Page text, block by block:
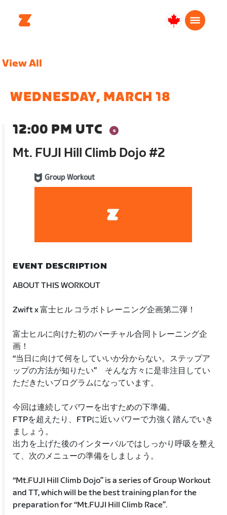
Canada
View All
WEDNESDAY, MARCH 18
12:00 PM UTC
Mt. FUJI Hill Climb Dojo #2
Group Workout
EVENT DESCRIPTION
ABOUT THIS WORKOUT
Zwift x 富士ヒル コラボトレーニング企画第二弾！
富士ヒルに向けた初のバーチャル合同トレーニング企
画！
“当日に向けて何をしていいか分からない。ステップア
ップの方法が知りたい” そんな方々に是非注目してい
ただきたいプログラムになっています。
今回は連続してパワーを出すための下準備。
FTPを超えたり、FTPに近いパワーで力強く踏んでいき
ましょう。
出力を上げた後のインターバルではしっかり呼吸を整え
て、次のメニューの準備をしましょう。
“Mt.FUJI Hill Climb Dojo” is a series of Group Workout
and TT, which will be the best training plan for the
preparation for “Mt.FUJI Hill Climb Race”.